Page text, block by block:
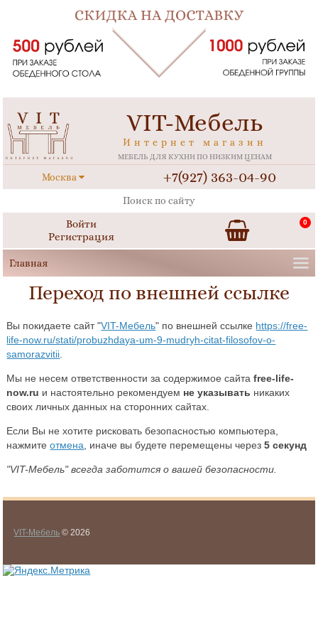
VIT-Мебель
Интернет магазин
МЕБЕЛЬ ДЛЯ КУХНИ ПО НИЗКИМ ЦЕНАМ
Москва +7(927) 363-04-90
Войти
Регистрация
0
Переход по внешней ссылке
Вы покидаете сайт "VIT-Мебель" по внешней ссылке https://free-
life-now.ru/stati/probuzhdaya-um-9-mudryh-citat-filosofov-o-
samorazvitii
Мы не несем ответственности за содержимое сайтаfree-life-
now.ru и настоятельно рекомендуем не указывать никаких
своих личных данных на сторонних сайтах.
Если Вы не хотите рисковать безопасностью компьютера,
нажмитеотмена , иначе вы будете перемещены через5 секунд
"VIT-Мебель" всегда заботится о вашей безопасности.
VIT-Мебель © 2026